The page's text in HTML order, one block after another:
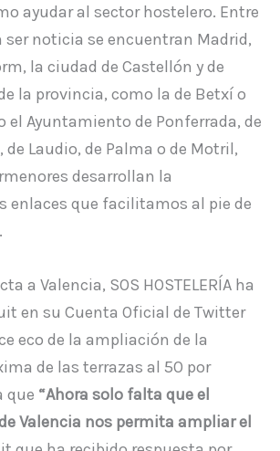
ayudar al sector hostelero. Entre
ser noticia se encuentran Madrid,
la ciudad de Castellón y de
la provincia, como la de Betxí o
el Ayuntamiento de Ponferrada, de
Laudio, de Palma o de Motril,
desarrollan la
enlaces que facilitamos al pie de
a Valencia, SOS HOSTELERÍA ha
en su Cuenta Oficial de Twitter
eco de la ampliación de la
de las terrazas al 50 por
que “Ahora solo falta que el
Valencia nos permita ampliar el